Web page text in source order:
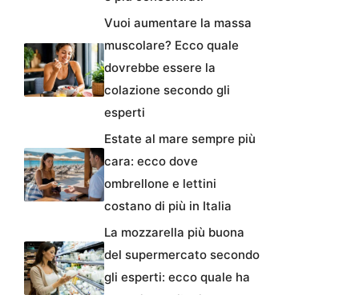
Vuoi aumentare la massa
muscolare? Ecco quale
dovrebbe essere la
colazione secondo gli
esperti
Estate al mare sempre più
cara: ecco dove
ombrellone e lettini
costano di più in Italia
La mozzarella più buona
del supermercato secondo
gli esperti: ecco quale ha